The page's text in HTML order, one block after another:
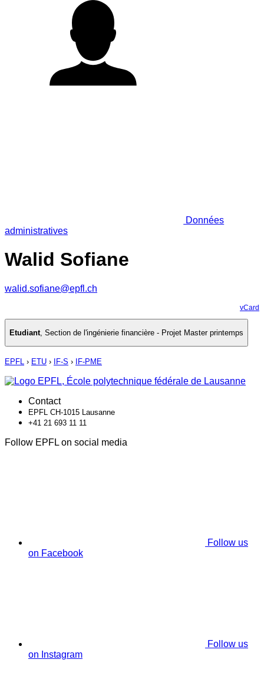
Données
administratives
Walid Sofiane
walid.sofiane@epfl.ch
vCard
Etudiant, Section de l'ingénierie financière - Projet Master printemps
EPFL › ETU › IF-S › IF-PME
Contact
EPFL CH-1015 Lausanne
+41 21 693 11 11
Follow EPFL on social media
Follow us
on Facebook
Follow us
on Instagram